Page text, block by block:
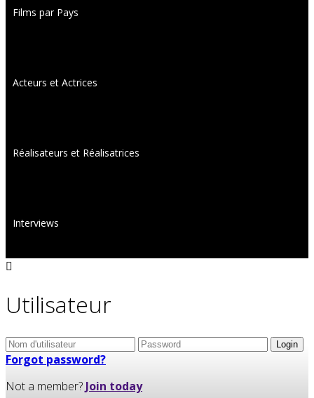
Films par Pays
Acteurs et Actrices
Réalisateurs et Réalisatrices
Interviews
Utilisateur
Forgot password?
Not a member? Join today